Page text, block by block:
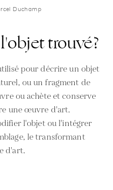
Duchamp
trouvé?
pour décrire un objet
ou un fragment de
ou achète et conserve
une œuvre d'art.
l'objet ou l'intégrer
le transformant
d'art.